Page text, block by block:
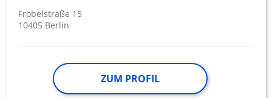
Fröbelstraße 15
10405 Berlin
ZUM PROFIL